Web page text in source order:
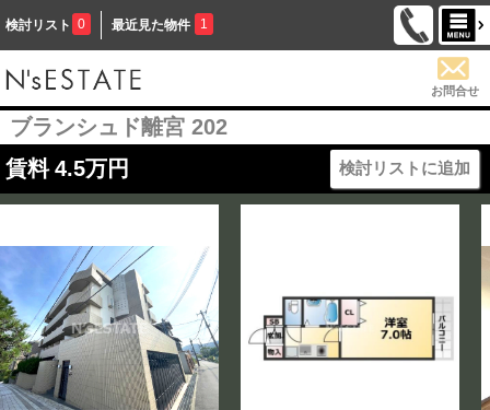
検討リスト 0 最近見た物件 1
お問合せ
ブランシュド離宮 202
賃料 4.5万円 検討リストに追加